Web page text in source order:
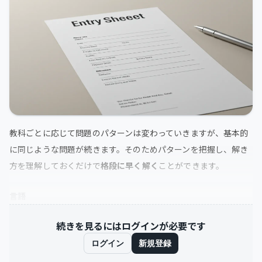
教科ごとに応じて問題のパターンは変わっていきますが、基本的
に同じような問題が続きます。そのためパターンを把握し、解き
方を理解しておくだけで格段に早く解く ことができます。
続きを見るにはログインが必要です
ログイン 新規登録